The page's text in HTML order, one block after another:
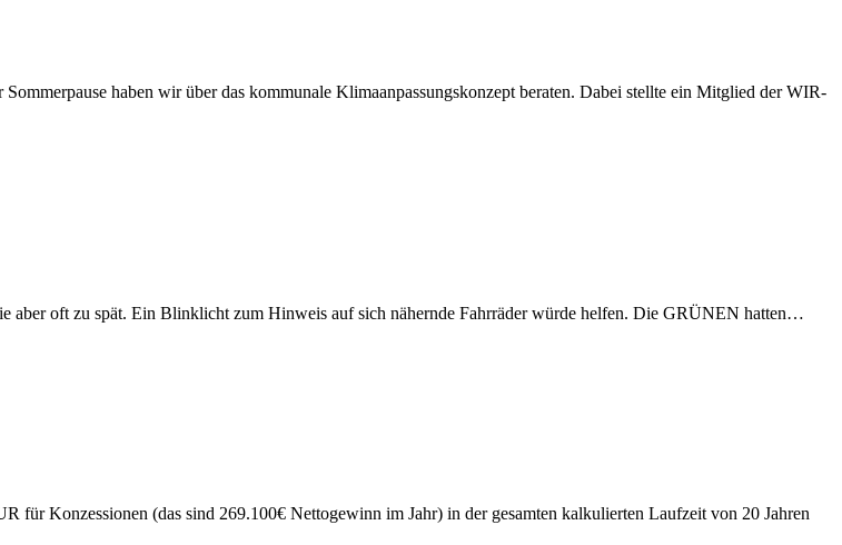
haben wir über das kommunale Klimaanpassungskonzept beraten. Dabei stellte ein Mitglied der WIR-
aber oft zu spät. Ein Blinklicht zum Hinweis auf sich nähernde Fahrräder würde helfen. Die GRÜNEN hatten…
für Konzessionen (das sind 269.100€ Nettogewinn im Jahr) in der gesamten kalkulierten Laufzeit von 20 Jahren